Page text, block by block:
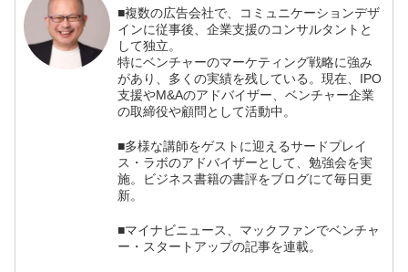
■複数の広告会社で、コミュニケーションデザ
インに従事後、企業支援のコンサルタントと
して独立。
特にベンチャーのマーケティング戦略に強み
があり、多くの実績を残している。現在、IPO
支援やM&Aのアドバイザー、ベンチャー企業
の取締役や顧問として活動中。
■多様な講師をゲストに迎えるサードプレイ
ス・ラボのアドバイザーとして、勉強会を実
施。ビジネス書籍の書評をブログにて毎日更
新。
■マイナビニュース、マックファンでベンチャ
ー・スタートアップの記事を連載。